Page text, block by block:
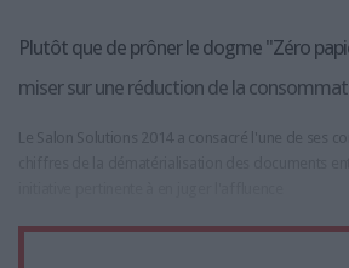
Plutôt que de prôner le dogme "Zéro
miser sur une réduction de la
Le Salon Solutions 2014 a consacré l'une de ses